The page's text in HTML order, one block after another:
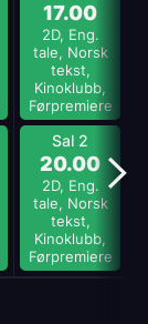
17.00
2D, Eng.
tale, Norsk
tekst,
Kinoklubb,
Førpremiere
Sal 2
20.00
2D, Eng.
tale, Norsk
tekst,
Kinoklubb,
Førpremiere